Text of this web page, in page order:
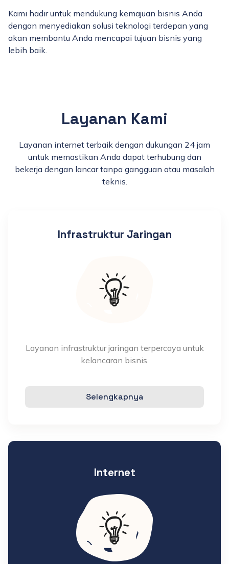
Kami hadir untuk mendukung kemajuan bisnis Anda
dengan menyediakan solusi teknologi terdepan yang
akan membantu Anda mencapai tujuan bisnis yang
lebih baik.
Layanan Kami
Layanan internet terbaik dengan dukungan 24 jam
untuk memastikan Anda dapat terhubung dan
bekerja dengan lancar tanpa gangguan atau masalah
teknis.
Infrastruktur Jaringan
Layanan infrastruktur jaringan terpercaya untuk
kelancaran bisnis.
Selengkapnya
Internet